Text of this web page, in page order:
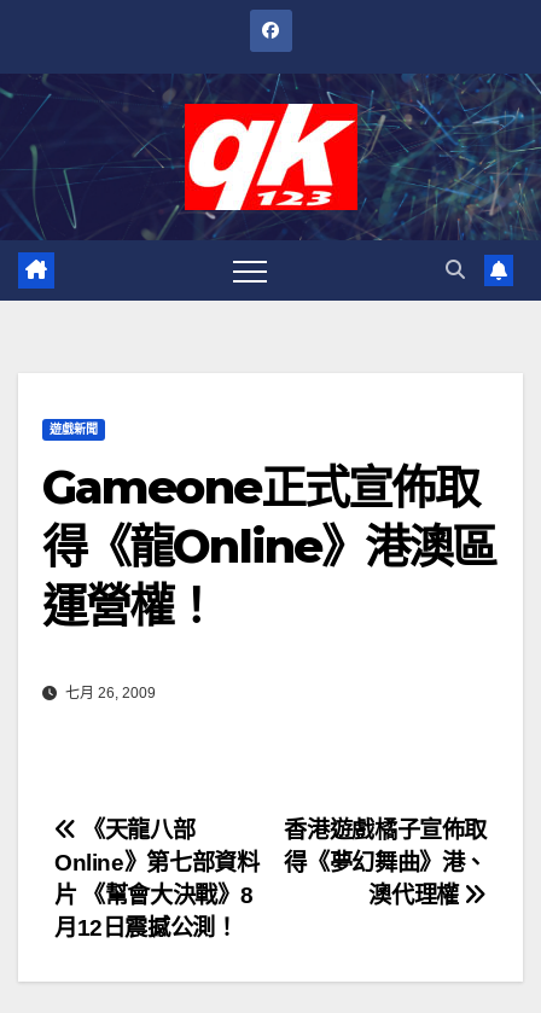
內
遊戲新聞
Gameone正式宣佈取
得《龍Online》港澳區
運營權！
七月 26, 2009
文
章
導
覽
香港遊戲橘子宣佈取
得《夢幻舞曲》港、
澳代理權
《天龍八部
Online》第七部資料
片 《幫會大決戰》8
月12日震撼公測！